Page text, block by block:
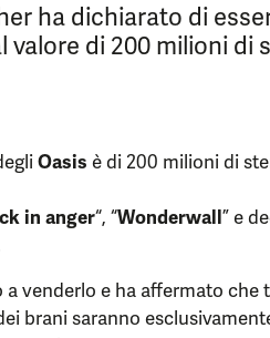
ha dichiarato di
valore di 200 milioni di
Oasis è di 200 milioni di
in anger“, “Wonderwall” e
venderlo e ha affermato che
brani saranno